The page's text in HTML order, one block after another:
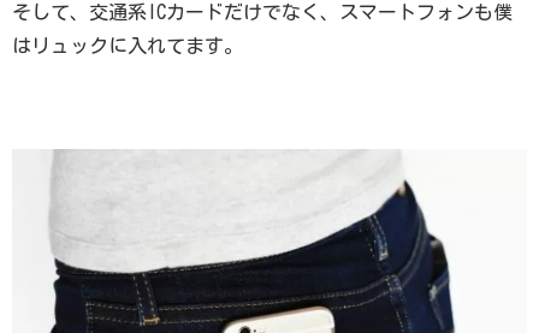
そして、交通系ICカードだけでなく、スマートフォンも僕
はリュックに入れてます。